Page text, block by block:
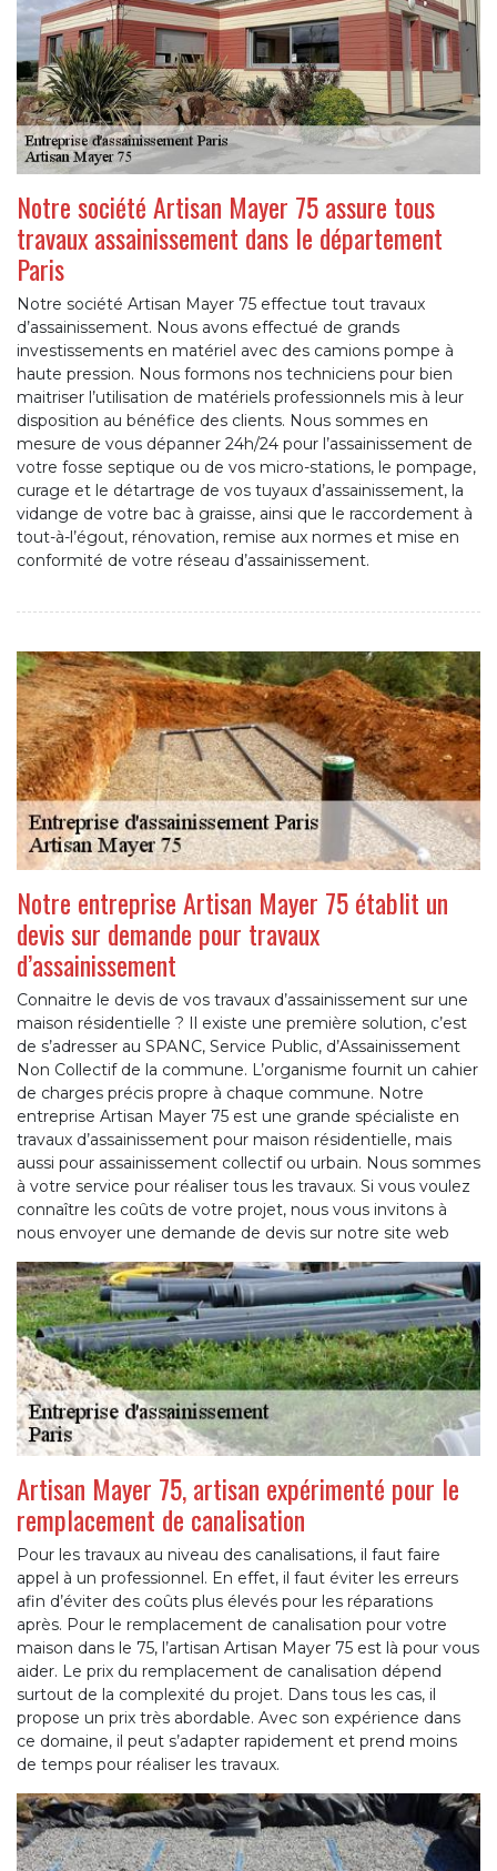
Notre société Artisan Mayer 75 assure tous
travaux assainissement dans le département
Paris
Notre société Artisan Mayer 75 effectue tout travaux
d’assainissement. Nous avons effectué de grands
investissements en matériel avec des camions pompe à
haute pression. Nous formons nos techniciens pour bien
maitriser l’utilisation de matériels professionnels mis à leur
disposition au bénéfice des clients. Nous sommes en
mesure de vous dépanner 24h/24 pour l’assainissement de
votre fosse septique ou de vos micro-stations, le pompage,
curage et le détartrage de vos tuyaux d’assainissement, la
vidange de votre bac à graisse, ainsi que le raccordement à
tout-à-l’égout, rénovation, remise aux normes et mise en
conformité de votre réseau d’assainissement.
Notre entreprise Artisan Mayer 75 établit un
devis sur demande pour travaux
d’assainissement
Connaitre le devis de vos travaux d’assainissement sur une
maison résidentielle ? Il existe une première solution, c’est
de s’adresser au SPANC, Service Public, d’Assainissement
Non Collectif de la commune. L’organisme fournit un cahier
de charges précis propre à chaque commune. Notre
entreprise Artisan Mayer 75 est une grande spécialiste en
travaux d’assainissement pour maison résidentielle, mais
aussi pour assainissement collectif ou urbain. Nous sommes
à votre service pour réaliser tous les travaux. Si vous voulez
connaître les coûts de votre projet, nous vous invitons à
nous envoyer une demande de devis sur notre site web
Artisan Mayer 75, artisan expérimenté pour le
remplacement de canalisation
Pour les travaux au niveau des canalisations, il faut faire
appel à un professionnel. En effet, il faut éviter les erreurs
afin d’éviter des coûts plus élevés pour les réparations
après. Pour le remplacement de canalisation pour votre
maison dans le 75, l’artisan Artisan Mayer 75 est là pour vous
aider. Le prix du remplacement de canalisation dépend
surtout de la complexité du projet. Dans tous les cas, il
propose un prix très abordable. Avec son expérience dans
ce domaine, il peut s’adapter rapidement et prend moins
de temps pour réaliser les travaux.